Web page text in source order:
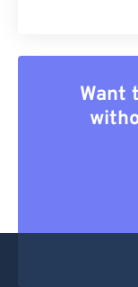
Want